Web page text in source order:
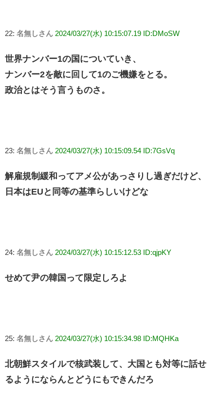
22: 名無しさん 2024/03/27(水) 10:15:07.19 ID:DMoSW
世界ナンバー1の国についていき、
ナンバー2を敵に回して1のご機嫌をとる。
政治とはそう言うものさ。
23: 名無しさん 2024/03/27(水) 10:15:09.54 ID:7GsVq
解雇規制緩和ってアメ公があっさりし過ぎだけど、
日本はEUと同等の基準らしいけどな
24: 名無しさん 2024/03/27(水) 10:15:12.53 ID:qjpKY
せめて尹の韓国って限定しろよ
25: 名無しさん 2024/03/27(水) 10:15:34.98 ID:MQHKa
北朝鮮スタイルで核武装して、大国とも対等に話せ
るようにならんとどうにもできんだろ